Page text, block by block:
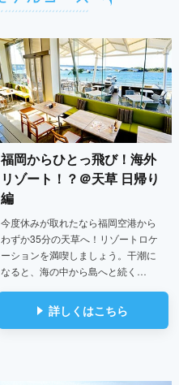
福岡からひとっ飛び！ 海外
リゾート！？＠天草 日帰り
編
今度休みが取れたなら福岡空港から
わずか35分の天草へ！リゾートロケ
ーションを満喫しましょう。干潮に
なると、海の中から島へと続く…
詳しくはこちら